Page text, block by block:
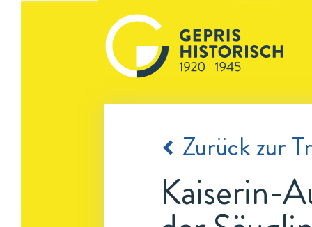
Zurück zur
Kaiserin-